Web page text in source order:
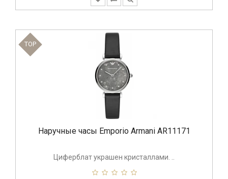
TOP
Наручные часы Emporio Armani AR11171
Циферблат украшен кристаллами. ..